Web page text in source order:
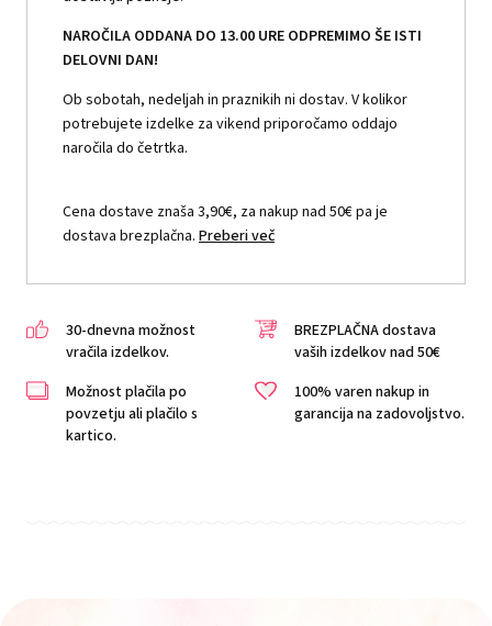
NAROČILA ODDANA DO 13.00 URE ODPREMIMO ŠE ISTI
DELOVNI DAN!
Ob sobotah, nedeljah in praznikih ni dostav. V kolikor
potrebujete izdelke za vikend priporočamo oddajo
naročila do četrtka.
Cena dostave znaša 3,90€, za nakup nad 50€ pa je
dostava brezplačna. Preberi več
30-dnevna možnost
vračila izdelkov.
BREZPLAČNA dostava
vaših izdelkov nad 50€
Možnost plačila po
povzetju ali plačilo s
kartico.
100% varen nakup in
garancija na zadovoljstvo.